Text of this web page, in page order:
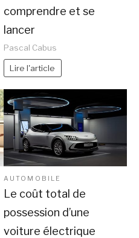
comprendre et se
lancer
Pascal Cabus
Lire l'article
AUTOMOBILE
Le coût total de
possession d’une
voiture électrique